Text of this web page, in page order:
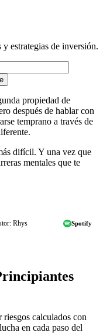
estrategias de inversión.
propiedad de
después de hablar con
temprano a través de
difícil. Y una vez que
mentales que te
Rhys
Spotify
calculados con
en cada paso del